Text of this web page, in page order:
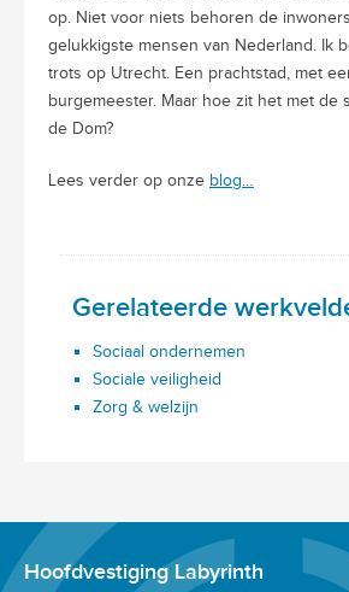
op. Niet voor niets behoren de
gelukkigste mensen van Nederland. Ik
trots op Utrecht. Een prachtstad, met
burgemeester. Maar hoe zit het met de
de Dom?
Lees verder op onze blog…
Gerelateerde
Sociaal ondernemen
Sociale veiligheid
Zorg & welzijn
Hoofdvestiging Labyrinth